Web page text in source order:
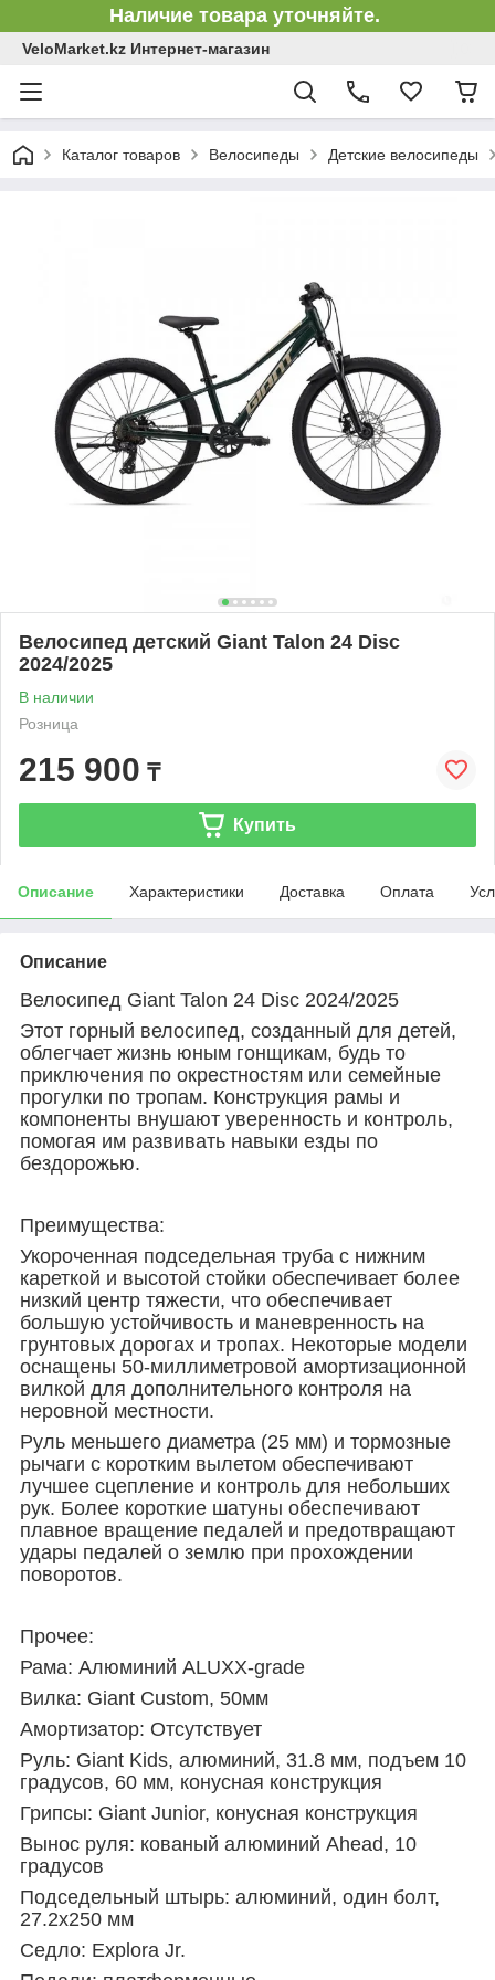
Наличие товара уточняйте.
VeloMarket.kz Интернет-магазин
Каталог товаров Велосипеды Детские велосипеды
Велосипед детский Giant Talon 24 Disc
2024/2025
В наличии
Розница
215 900 ₸
Купить
Описание Характеристики Доставка Оплата
Описание
Велосипед Giant Talon 24 Disc 2024/2025
Этот горный велосипед, созданный для детей,
облегчает жизнь юным гонщикам, будь то
приключения по окрестностям или семейные
прогулки по тропам. Конструкция рамы и
компоненты внушают уверенность и контроль,
помогая им развивать навыки езды по
бездорожью.
Преимущества:
Укороченная подседельная труба с нижним
кареткой и высотой стойки обеспечивает более
низкий центр тяжести, что обеспечивает
большую устойчивость и маневренность на
грунтовых дорогах и тропах. Некоторые модели
оснащены 50-миллиметровой амортизационной
вилкой для дополнительного контроля на
неровной местности.
Руль меньшего диаметра (25 мм) и тормозные
рычаги с коротким вылетом обеспечивают
лучшее сцепление и контроль для небольших
рук. Более короткие шатуны обеспечивают
плавное вращение педалей и предотвращают
удары педалей о землю при прохождении
поворотов.
Прочее:
Рама: Алюминий ALUXX-grade
Вилка: Giant Custom, 50мм
Амортизатор: Отсутствует
Руль: Giant Kids, алюминий, 31.8 мм, подъем 10
градусов, 60 мм, конусная конструкция
Грипсы: Giant Junior, конусная конструкция
Вынос руля: кованый алюминий Ahead, 10
градусов
Подседельный штырь: алюминий, один болт,
27.2x250 мм
Седло: Explora Jr.